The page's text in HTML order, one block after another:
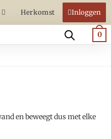
Herkomst Inloggen
0
en beweegt dus met elke